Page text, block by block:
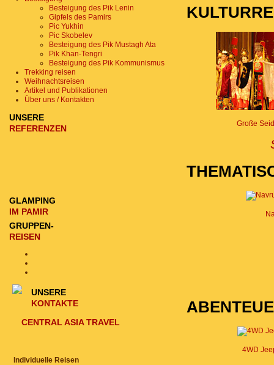
Große
4WD
Besteigung des Pik Lenin
Gipfels des Pamirs
Pic Yukhin
Pic Skobelev
Besteigung des Pik Mustagh Ata
Pik Khan-Tengri
Besteigung des Pik Kommunismus
Trekking reisen
Weihnachtsreisen
Artikel und Publikationen
Über uns / Kontakten
UNSERE
REFERENZEN
GLAMPING
IM PAMIR
GRUPPEN-
REISEN
UNSERE
KONTAKTE
CENTRAL ASIA TRAVEL
Individuelle Reisen